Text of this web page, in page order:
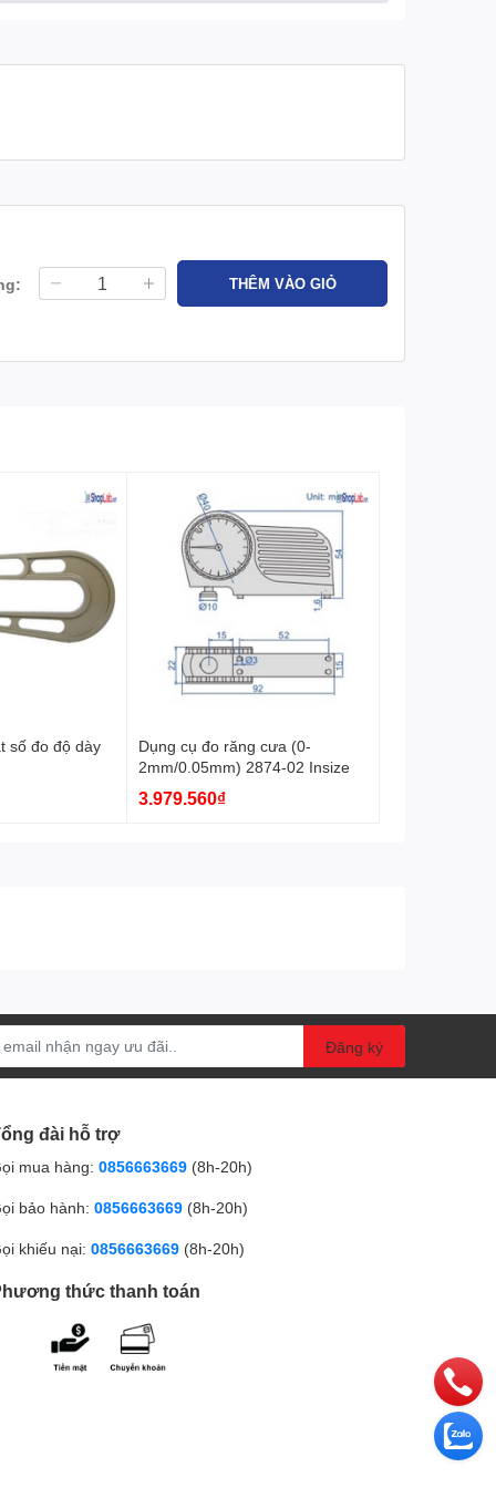
THÊM VÀO GIỎ
số đo độ dày
Dụng cụ đo răng cưa (0-
2mm/0.05mm) 2874-02 Insize
3.979.560₫
Đăng ký
đài hỗ trợ
mua hàng: 0856663669 (8h-20h)
bảo hành: 0856663669 (8h-20h)
khiếu nại: 0856663669 (8h-20h)
thức thanh toán